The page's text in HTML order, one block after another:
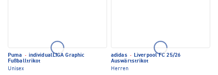
Puma · individualLIGA Graphic
Fußballtrikot
Unisex
adidas · Liverpool FC 25/26
Auswärtstrikot
Herren